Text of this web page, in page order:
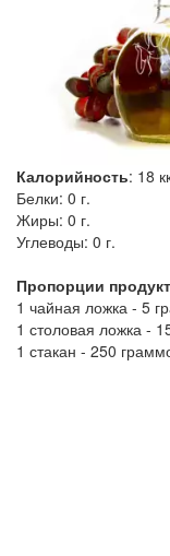
Калорийность: 18
Белки: 0 г.
Жиры: 0 г.
Углеводы: 0 г.
Пропорции
1 чайная ложка - 5
1 столовая ложка -
1 стакан - 250